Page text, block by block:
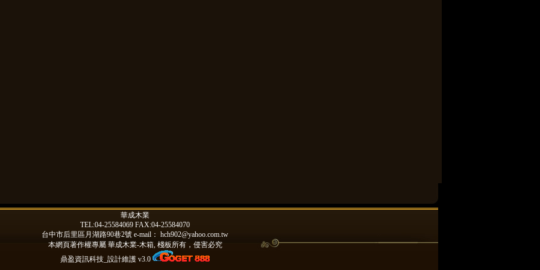
華成木業
TEL:04-25584069 FAX:04-25584070
台中市后里區月湖路90巷2號 e-mail： hch902@yahoo.com.tw
本網頁著作權專屬華成木業-木箱, 棧板所有，侵害必究
鼎盈資訊科技_設計維護 v3.0